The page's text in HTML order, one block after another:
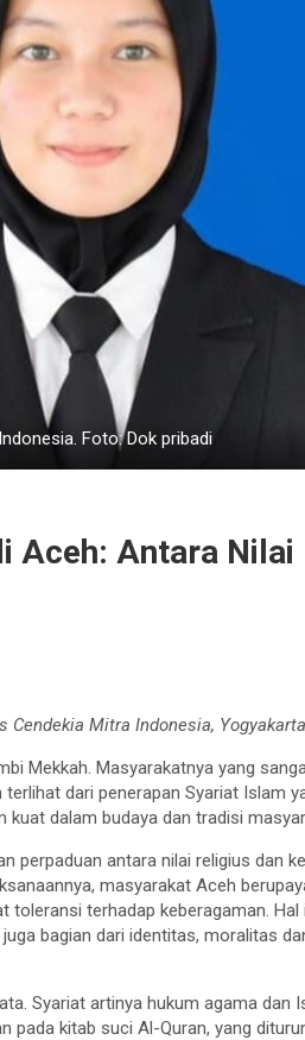
Foto: Dok pribadi
Aceh: Antara Nilai
Mitra Indonesia, Yogyakarta
Mekkah. Masyarakatnya yang
dari penerapan Syariat Islam
dalam budaya dan tradisi
perpaduan antara nilai religius dan
masyarakat Aceh
terhadap keberagaman.
bagian dari identitas, moralitas
Syariat artinya hukum agama dan
pada kitab suci Al-Quran, yang